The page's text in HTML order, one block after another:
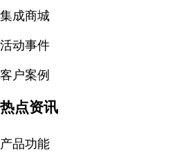
集成商城
活动事件
客户案例
热点资讯
产品功能